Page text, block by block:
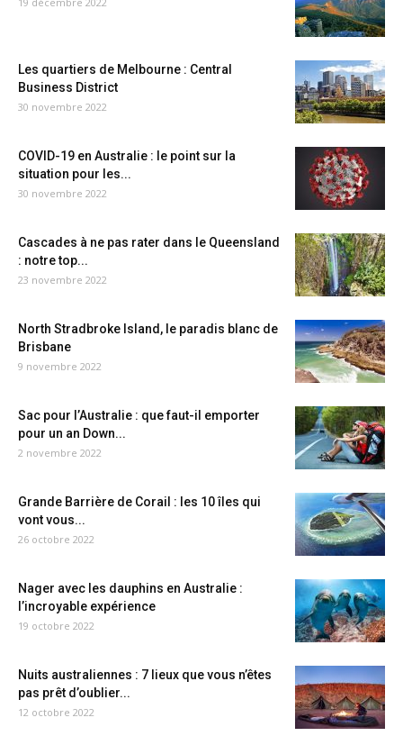
Les quartiers de Melbourne : Central
Business District
30 novembre 2022
COVID-19 en Australie : le point sur la
situation pour les...
30 novembre 2022
Cascades à ne pas rater dans le Queensland
: notre top...
23 novembre 2022
North Stradbroke Island, le paradis blanc de
Brisbane
9 novembre 2022
Sac pour l’Australie : que faut-il emporter
pour un an Down...
2 novembre 2022
Grande Barrière de Corail : les 10 îles qui
vont vous...
26 octobre 2022
Nager avec les dauphins en Australie :
l’incroyable expérience
19 octobre 2022
Nuits australiennes : 7 lieux que vous n’êtes
pas prêt d’oublier...
12 octobre 2022